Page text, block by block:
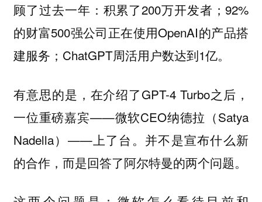
顾了过去一年：积累了200万开发者；92%
的财富500强公司正在使用OpenAI的产品搭
建服务；ChatGPT周活用户数达到1亿。
有意思的是，在介绍了GPT-4 Turbo之后，
一位重磅嘉宾——微软CEO纳德拉（Satya
Nadella）——上了台。并不是宣布什么新
的合作，而是回答了阿尔特曼的两个问题。